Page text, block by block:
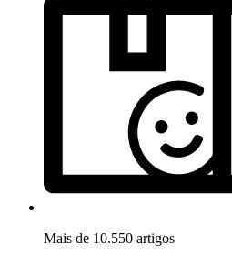
Mais de 10.550 artigos